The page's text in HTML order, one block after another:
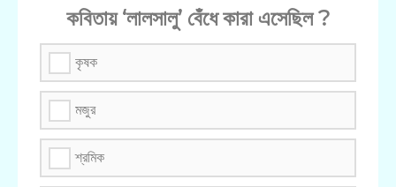
কবিতায় ‘লালসালু’ বেঁধে কারা এসেছিল ?
কৃষক
মজুর
শ্রমিক